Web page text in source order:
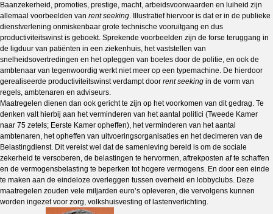
Baanzekerheid, promoties, prestige, macht, arbeidsvoorwaarden en luiheid zijn
allemaal voorbeelden van rent seeking. Illustratief hiervoor is dat er in de publieke
dienstverlening onmiskenbaar grote technische vooruitgang en dus
productiviteitswinst is geboekt. Sprekende voorbeelden zijn de forse teruggang in
de ligduur van patiënten in een ziekenhuis, het vaststellen van
snelheidsovertredingen en het opleggen van boetes door de politie, en ook de
ambtenaar van tegenwoordig werkt niet meer op een typemachine. De hierdoor
gerealiseerde productiviteitswinst verdampt door rent seeking in de vorm van
regels, ambtenaren en adviseurs.
Maatregelen dienen dan ook gericht te zijn op het voorkomen van dit gedrag. Te
denken valt hierbij aan het verminderen van het aantal politici (Tweede Kamer
naar 75 zetels; Eerste Kamer opheffen), het verminderen van het aantal
ambtenaren, het opheffen van uitvoeringsorganisaties en het decimeren van de
Belastingdienst. Dit vereist wel dat de samenleving bereid is om de sociale
zekerheid te versoberen, de belastingen te hervormen, aftrekposten af te schaffen
en de vermogensbelasting te beperken tot hogere vermogens. En door een einde
te maken aan de eindeloze overleggen tussen overheid en lobbyclubs. Deze
maatregelen zouden vele miljarden euro’s opleveren, die vervolgens kunnen
worden ingezet voor zorg, volkshuisvesting of lastenverlichting.